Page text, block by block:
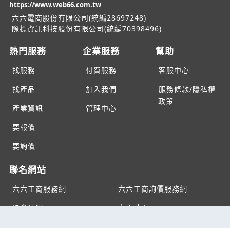
https://www.web66.com.tw
六六電商股份有限公司(統編28697248)
際標資訊科技股份有限公司(統編70398496)
熱門服務
找服務
找產品
產業資訊
要報價
要詢價
企業服務
付費服務
加入我們
管理中心
幫助
客服中心
服務條款/隱私權
政策
聯名網站
六六工商服務網
六六工商詢價服務網
JB產品網
六六黃頁